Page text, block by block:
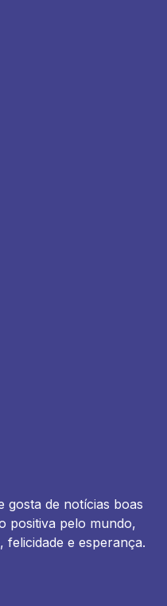
gosta de notícias boas
positiva pelo mundo,
e esperança.